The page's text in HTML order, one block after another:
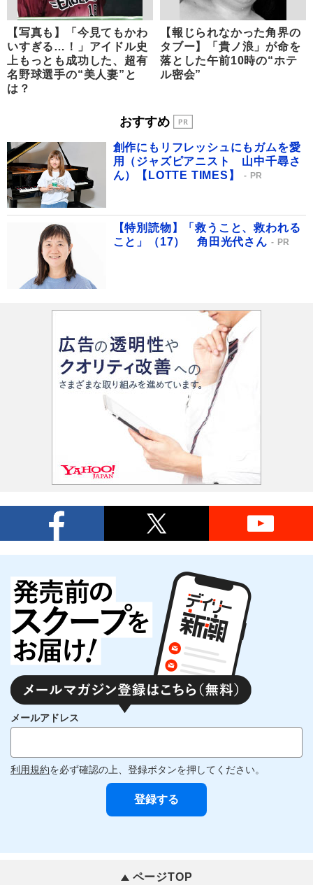
【写真も】「今見てもかわ
いすぎる…！」アイドル史
上もっとも成功した、超有
名野球選手の“美人妻”と
は？
【報じられなかった角界の
タブー】「貴ノ浪」が命を
落とした午前10時の“ホテ
ル密会”
おすすめ
創作にもリフレッシュにもガムを愛
用（ジャズピアニスト 山中千尋さ
ん）【LOTTE TIMES】
PR
【特別読物】「救うこと、救われる
こと」（17） 角田光代さん
PR
メールアドレス
利用規約を必ず確認の上、登録ボタンを押してください。
ページTOP